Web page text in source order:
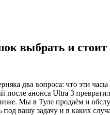
выбрать и
два вопроса: что эти
анонса Ultra 3
Мы в Туле продаём и
вашу задачу и в каких